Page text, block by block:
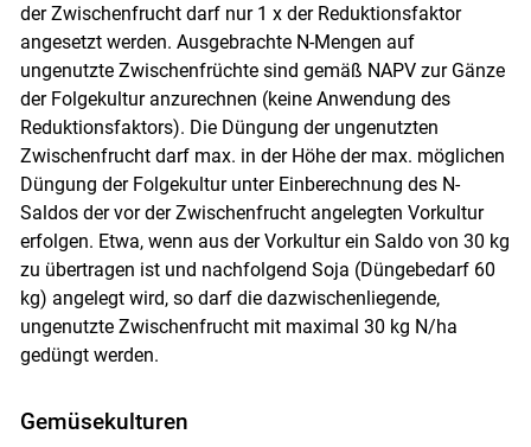
der Zwischenfrucht darf nur 1 x der Reduktionsfaktor
angesetzt werden. Ausgebrachte N-Mengen auf
ungenutzte Zwischenfrüchte sind gemäß NAPV zur Gänze
der Folgekultur anzurechnen (keine Anwendung des
Reduktionsfaktors). Die Düngung der ungenutzten
Zwischenfrucht darf max. in der Höhe der max. möglichen
Düngung der Folgekultur unter Einberechnung des N-
Saldos der vor der Zwischenfrucht angelegten Vorkultur
erfolgen. Etwa, wenn aus der Vorkultur ein Saldo von 30 kg
zu übertragen ist und nachfolgend Soja (Düngebedarf 60
kg) angelegt wird, so darf die dazwischenliegende,
ungenutzte Zwischenfrucht mit maximal 30 kg N/ha
gedüngt werden.
Gemüsekulturen